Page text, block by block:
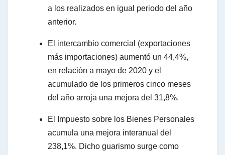
a los realizados en igual periodo del año
anterior.
El intercambio comercial (exportaciones
más importaciones) aumentó un 44,4%,
en relación a mayo de 2020 y el
acumulado de los primeros cinco meses
del año arroja una mejora del 31,8%.
El Impuesto sobre los Bienes Personales
acumula una mejora interanual del
238,1%. Dicho guarismo surge como